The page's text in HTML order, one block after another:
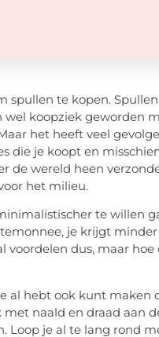
te kopen.
koopziek geworden
het heeft veel
die je koopt en
wereld heen
het milieu.
te willen
je krijgt
dus, maar
hebt ook kunt maken
naald en draad aan
je al te lang rond